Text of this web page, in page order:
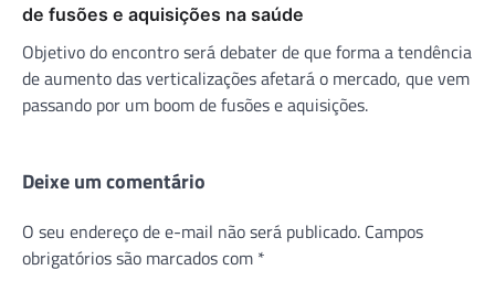
de fusões e aquisições na saúde
Objetivo do encontro será debater de que forma a tendência
de aumento das verticalizações afetará o mercado, que vem
passando por um boom de fusões e aquisições.
Deixe um comentário
O seu endereço de e-mail não será publicado. Campos
obrigatórios são marcados com *